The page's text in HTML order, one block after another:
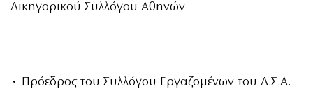
Δικηγορικού Συλλόγου Αθηνών
• Πρόεδρος του Συλλόγου Εργαζομένων του Δ.Σ.Α.